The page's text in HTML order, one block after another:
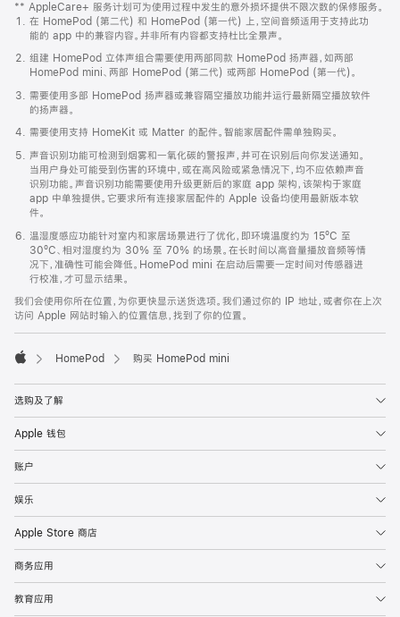
窗
口
中
打
开)
** AppleCare+ 服务计划可为使用过程中发生的意外损坏提供不限次数的保修服务。
在 HomePod (第二代) 和 HomePod (第一代) 上，空间音频适用于支持此功
能的 app 中的兼容内容。并非所有内容都支持杜比全景声。
组建 HomePod 立体声组合需要使用两部同款 HomePod 扬声器，如两部
HomePod mini、两部 HomePod (第二代) 或两部 HomePod (第一代)。
需要使用多部 HomePod 扬声器或兼容隔空播放功能并运行最新隔空播放软件
的扬声器。
需要使用支持 HomeKit 或 Matter 的配件。智能家居配件需单独购买。
声音识别功能可检测到烟雾和一氧化碳的警报声，并可在识别后向你发送通知。
当用户身处可能受到伤害的环境中，或在高风险或紧急情况下，均不应依赖声音
识别功能。声音识别功能需要使用升级更新后的家庭 app 架构，该架构于家庭
app 中单独提供。它要求所有连接家居配件的 Apple 设备均使用最新版本软
件。
温湿度感应功能针对室内和家居场景进行了优化，即环境温度约为 15ºC 至
30ºC、相对湿度约为 30% 至 70% 的场景。在长时间以高音量播放音频等情
况下，准确性可能会降低。HomePod mini 在启动后需要一定时间对传感器进
行校准，才可显示结果。
我们会使用你所在位置，为你更快显示送货选项。我们通过你的 IP 地址，或者你在上次
访问 Apple 网站时输入的位置信息，找到了你的位置。
HomePod 购买 HomePod mini
选购及了解
Apple 钱包
账户
娱乐
Apple Store 商店
商务应用
教育应用